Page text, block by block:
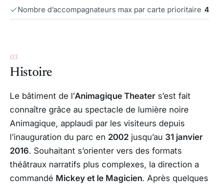
Nombre d’accompagnateurs max par carte prioritaire 4
03
Histoire
Le bâtiment de l’Animagique Theater s’est fait
connaître grâce au spectacle de lumière noire
Animagique, applaudi par les visiteurs depuis
l’inauguration du parc en 2002 jusqu’au 31 janvier
2016. Souhaitant s’orienter vers des formats
théâtraux narratifs plus complexes, la direction a
commandé Mickey et le Magicien. Après quelques